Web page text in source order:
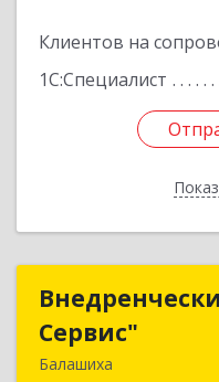
Клиентов на
1С:Специалист
Сервис"
Балашиха